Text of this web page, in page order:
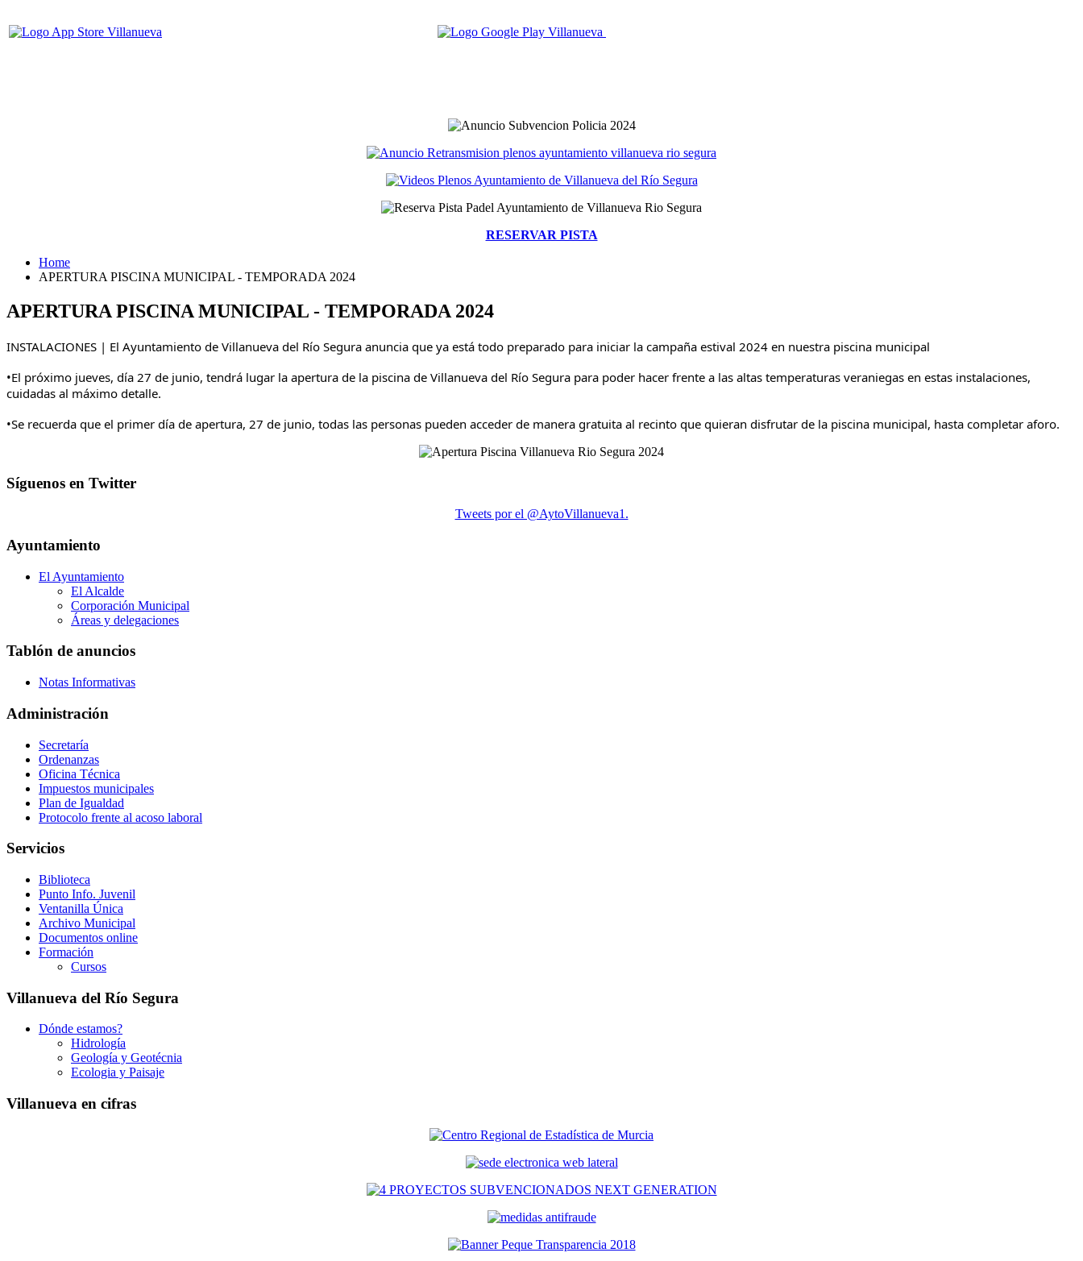
RESERVAR PISTA
Home
APERTURA PISCINA MUNICIPAL - TEMPORADA 2024
APERTURA PISCINA MUNICIPAL - TEMPORADA 2024
INSTALACIONES | El Ayuntamiento de Villanueva del Río Segura anuncia que ya está todo preparado para iniciar la campaña estival 2024 en nuestra piscina municipal
•El próximo jueves, día 27 de junio, tendrá lugar la apertura de la piscina de Villanueva del Río Segura para poder hacer frente a las altas temperaturas veraniegas en estas instalaciones,
cuidadas al máximo detalle.
•Se recuerda que el primer día de apertura, 27 de junio, todas las personas pueden acceder de manera gratuita al recinto que quieran disfrutar de la piscina municipal, hasta completar aforo.
Síguenos en Twitter
Tweets por el @AytoVillanueva1.
Ayuntamiento
El Ayuntamiento
El Alcalde
Corporación Municipal
Áreas y delegaciones
Tablón de anuncios
Notas Informativas
Administración
Secretaría
Ordenanzas
Oficina Técnica
Impuestos municipales
Plan de Igualdad
Protocolo frente al acoso laboral
Servicios
Biblioteca
Punto Info. Juvenil
Ventanilla Única
Archivo Municipal
Documentos online
Formación
Cursos
Villanueva del Río Segura
Dónde estamos?
Hidrología
Geología y Geotécnia
Ecologia y Paisaje
Villanueva en cifras